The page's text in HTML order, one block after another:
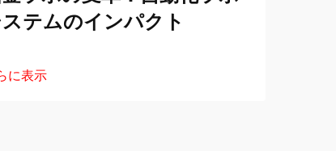
テムのインパクト
に表示